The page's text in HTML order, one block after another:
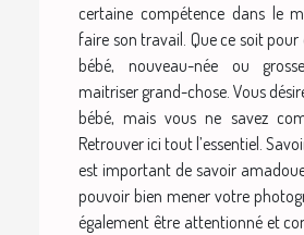
certaine compétence dans le
faire son travail. Que ce soit pour
bébé, nouveau-née ou
maitriser grand-chose. Vous
bébé, mais vous ne savez
Retrouver ici tout l’essentiel.
est important de savoir
pouvoir bien mener votre
également être attentionné et